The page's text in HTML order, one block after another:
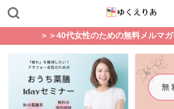
＞＞40代女性のための無料メルマガ